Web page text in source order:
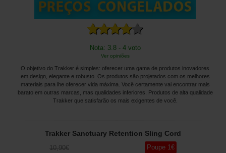
Nota: 3.8 - 4 voto
Ver opiniões
O objetivo do Trakker é simples: oferecer uma gama de produtos inovadores
em design, elegante e robusto. Os produtos são projetados com os melhores
materiais para lhe oferecer vida máxima. Você certamente vai encontrar mais
barato em outras marcas, mas qualidades inferiores. Produtos de alta qualidade
Trakker que satisfarão os mais exigentes de você.
Trakker Sanctuary Retention Sling Cord
10,90€ Poupe 1€